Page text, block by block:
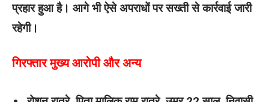
प्रहार हुआ है। आगे भी ऐसे अपराधों पर सख्ती से कार्रवाई जारी
रहेगी।
गिरफ्तार मुख्य आरोपी और अन्य